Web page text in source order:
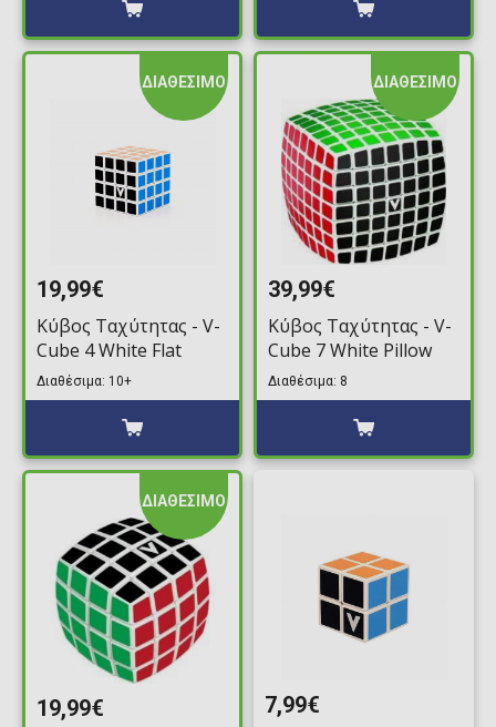
ΔΙΑΘΕΣΙΜΟ
19,99€
Κύβος Ταχύτητας - V-
Cube 4 White Flat
Διαθέσιμα: 10+
ΔΙΑΘΕΣΙΜΟ
39,99€
Κύβος Ταχύτητας - V-
Cube 7 White Pillow
Διαθέσιμα: 8
ΔΙΑΘΕΣΙΜΟ
19,99€ 7,99€